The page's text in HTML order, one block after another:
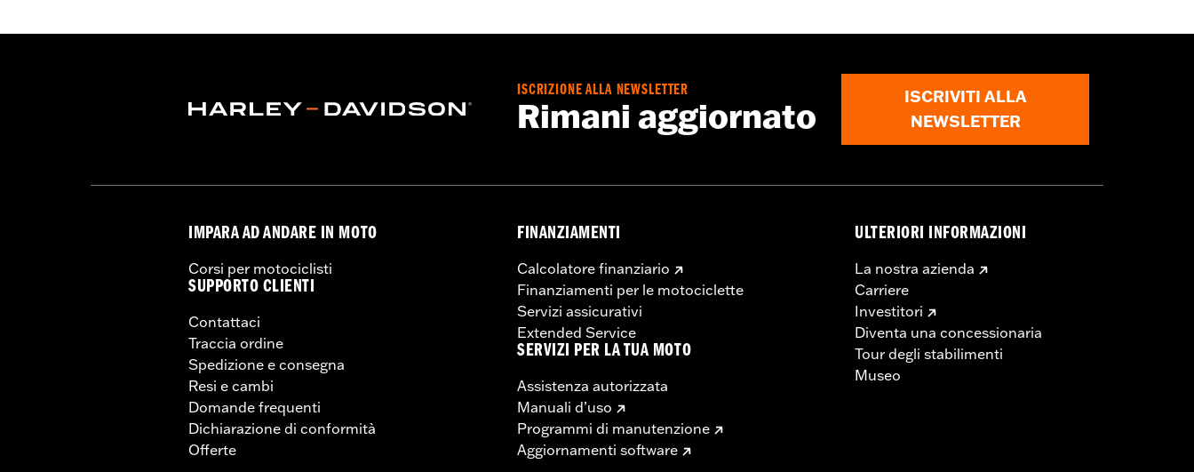
ISCRIZIONE ALLA NEWSLETTER
Rimani aggiornato
ISCRIVITI ALLA
NEWSLETTER
IMPARA AD ANDARE IN MOTO
Corsi per motociclisti
SUPPORTO CLIENTI
Contattaci
Traccia ordine
Spedizione e consegna
Resi e cambi
Domande frequenti
Dichiarazione di conformità
Offerte
FINANZIAMENTI
Calcolatore finanziario
Finanziamenti per le motociclette
Servizi assicurativi
Extended Service
SERVIZI PER LA TUA MOTO
Assistenza autorizzata
Manuali d’uso
Programmi di manutenzione
Aggiornamenti software
ULTERIORI INFORMAZIONI
La nostra azienda
Carriere
Investitori
Diventa una concessionaria
Tour degli stabilimenti
Museo